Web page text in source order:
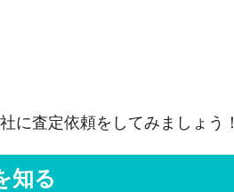
に査定依頼をしてみましょう！
知る